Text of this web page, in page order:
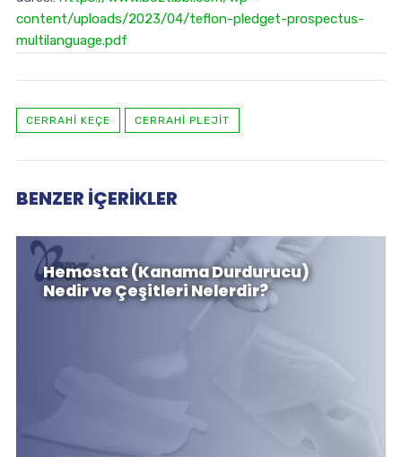
content/uploads/2023/04/teflon-pledget-prospectus-
multilanguage.pdf
CERRAHI KEÇE CERRAHI PLEJIT
BENZER İÇERIKLER
Hemostat (Kanama Durdurucu)
Nedir ve Çeşitleri Nelerdir?